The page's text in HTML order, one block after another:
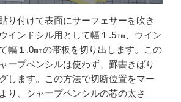
り付けて表面にサーフェサーを吹き
インドシル用として幅１.5㎜、ウイン
幅１.0㎜の帯板を切り出します。この
ープペンシルは使わず、罫書きばり
します。この方法で切断位置をマー
り、シャープペンシルの芯の太さ